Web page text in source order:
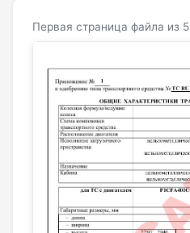
Первая страница файла из 5